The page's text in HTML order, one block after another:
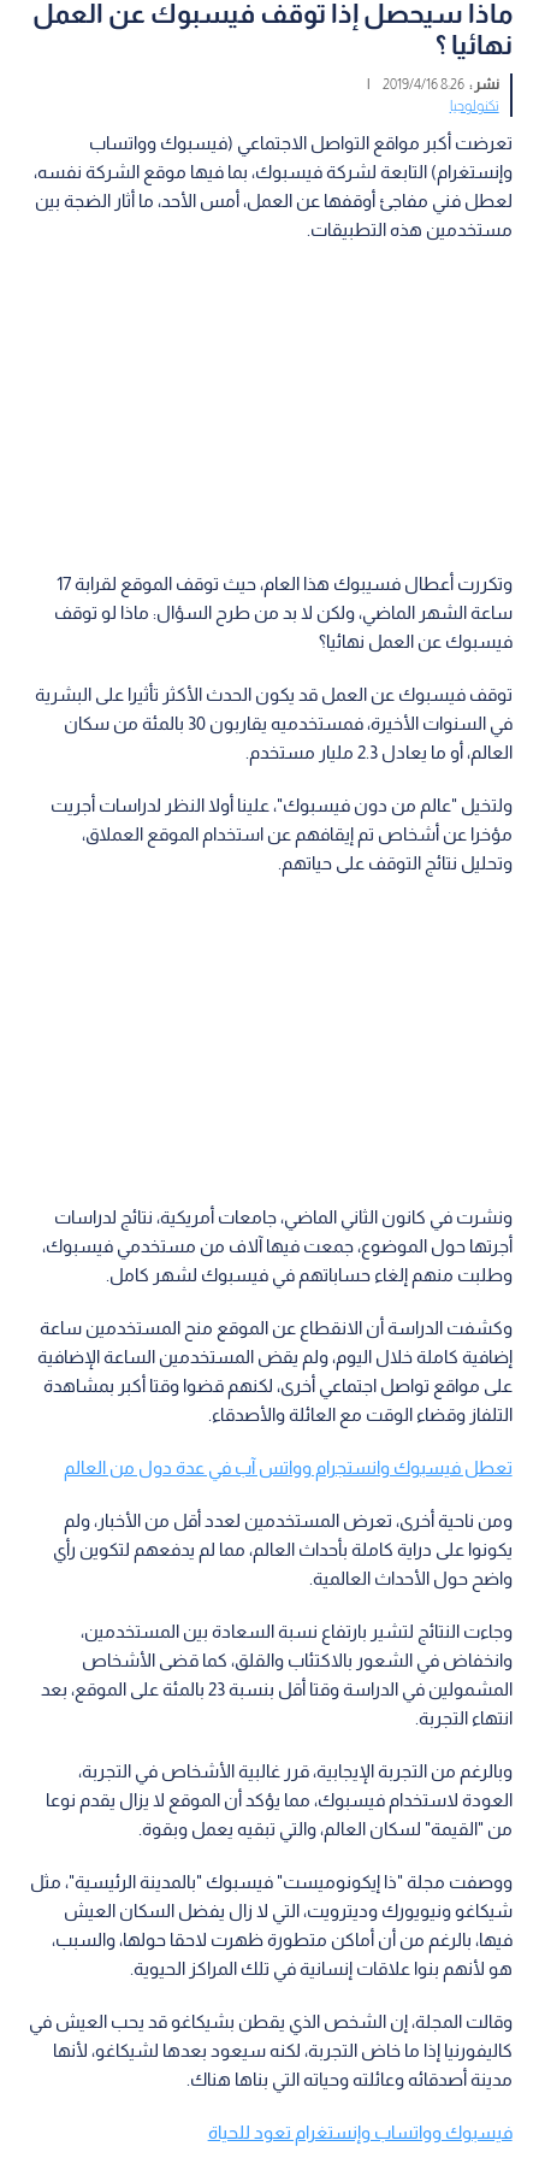
ماذا سيحصل إذا توقف فيسبوك عن العمل
نهائيا ؟
نشر :8:26 2019/4/16
|
تكنولوجيا
تعرضت أكبر مواقع التواصل الاجتماعي (فيسبوك وواتساب
وإنستغرام) التابعة لشركة فيسبوك، بما فيها موقع الشركة نفسه،
لعطل فني مفاجئ أوقفها عن العمل، أمس الأحد، ما أثار الضجة بين
مستخدمين هذه التطبيقات.
وتكررت أعطال فسيبوك هذا العام، حيث توقف الموقع لقرابة 17
ساعة الشهر الماضي، ولكن لا بد من طرح السؤال: ماذا لو توقف
فيسبوك عن العمل نهائيا؟
توقف فيسبوك عن العمل قد يكون الحدث الأكثر تأثيرا على البشرية
في السنوات الأخيرة، فمستخدميه يقاربون 30 بالمئة من سكان
العالم، أو ما يعادل 2.3 مليار مستخدم.
ولتخيل "عالم من دون فيسبوك"، علينا أولا النظر لدراسات أجريت
مؤخرا عن أشخاص تم إيقافهم عن استخدام الموقع العملاق،
وتحليل نتائج التوقف على حياتهم.
ونشرت في كانون الثاني الماضي، جامعات أمريكية، نتائج لدراسات
أجرتها حول الموضوع، جمعت فيها آلاف من مستخدمي فيسبوك،
وطلبت منهم إلغاء حساباتهم في فيسبوك لشهر كامل.
وكشفت الدراسة أن الانقطاع عن الموقع منح المستخدمين ساعة
إضافية كاملة خلال اليوم، ولم يقض المستخدمين الساعة الإضافية
على مواقع تواصل اجتماعي أخرى، لكنهم قضوا وقتا أكبر بمشاهدة
التلفاز وقضاء الوقت مع العائلة والأصدقاء.
تعطل فيسبوك وانستجرام وواتس آب في عدة دول من العالم
ومن ناحية أخرى، تعرض المستخدمين لعدد أقل من الأخبار، ولم
يكونوا على دراية كاملة بأحداث العالم، مما لم يدفعهم لتكوين رأي
واضح حول الأحداث العالمية.
وجاءت النتائج لتشير بارتفاع نسبة السعادة بين المستخدمين،
وانخفاض في الشعور بالاكتئاب والقلق، كما قضى الأشخاص
المشمولين في الدراسة وقتا أقل بنسبة 23 بالمئة على الموقع، بعد
انتهاء التجربة.
وبالرغم من التجربة الإيجابية، قرر غالبية الأشخاص في التجربة،
العودة لاستخدام فيسبوك، مما يؤكد أن الموقع لا يزال يقدم نوعا
من "القيمة" لسكان العالم، والتي تبقيه يعمل وبقوة.
ووصفت مجلة "ذا إيكونوميست" فيسبوك "بالمدينة الرئيسية"، مثل
شيكاغو ونيويورك وديترويت، التي لا زال يفضل السكان العيش
فيها، بالرغم من أن أماكن متطورة ظهرت لاحقا حولها، والسبب،
هو لأنهم بنوا علاقات إنسانية في تلك المراكز الحيوية.
وقالت المجلة، إن الشخص الذي يقطن بشيكاغو قد يحب العيش في
كاليفورنيا إذا ما خاض التجربة، لكنه سيعود بعدها لشيكاغو، لأنها
مدينة أصدقائه وعائلته وحياته التي بناها هناك.
فيسبوك وواتساب وإنستغرام تعود للحياة